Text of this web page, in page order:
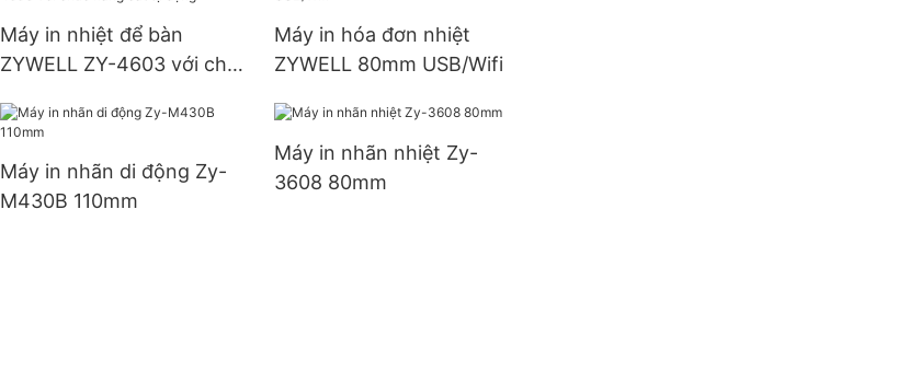
USB+BT
Máy in nhiệt để bàn
ZYWELL ZY-4603 với chức
Máy in hóa đơn nhiệt
ZYWELL 80mm USB/Wifi
Máy in nhãn di động Zy-
M430B 110mm
Máy in nhãn nhiệt Zy-
3608 80mm